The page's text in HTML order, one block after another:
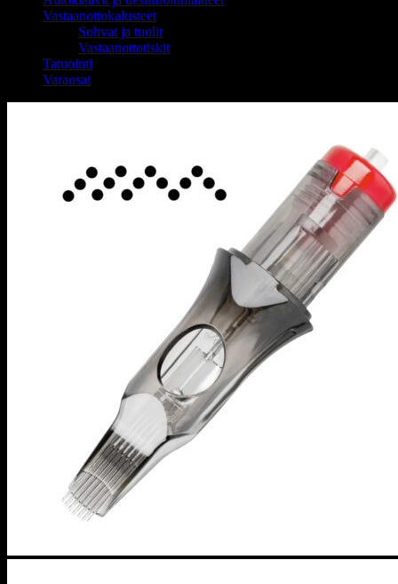
Vastaanottokalusteet
Sohvat ja tuolit
Vastaanottotiskit
Tatuointi
Varaosat